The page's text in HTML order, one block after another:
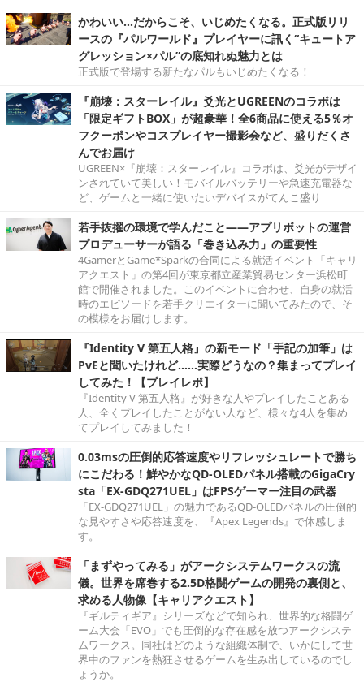
かわいい…だからこそ、いじめたくなる。正式版リリ
ースの『パルワールド』プレイヤーに訊く“キュートア
グレッション×パル”の底知れぬ魅力とは
正式版で登場する新たなパルもいじめたくなる！
『崩壊：スターレイル』爻光とUGREENのコラボは
「限定ギフトBOX」が超豪華！全6商品に使える5％オ
フクーポンやコスプレイヤー撮影会など、盛りだくさ
んでお届け
UGREEN×『崩壊：スターレイル』コラボは、爻光がデザイ
ンされていて美しい！モバイルバッテリーや急速充電器な
ど、ゲームと一緒に使いたいデバイスがてんこ盛り
若手抜擢の環境で学んだこと――アプリボットの運営
プロデューサーが語る「巻き込み力」の重要性
4GamerとGame*Sparkの合同による就活イベント「キャリ
アクエスト」の第4回が東京都立産業貿易センター浜松町
館で開催されました。このイベントに合わせ、自身の就活
時のエピソードを若手クリエイターに聞いてみたので、そ
の模様をお届けします。
『Identity V 第五人格』の新モード「手記の加筆」は
PvEと聞いたけれど……実際どうなの？集まってプレイ
してみた！【プレイレポ】
『Identity V 第五人格』が好きな人やプレイしたことある
人、全くプレイしたことがない人など、様々な4人を集め
てプレイしてみました！
0.03msの圧倒的応答速度やリフレッシュレートで勝ち
にこだわる！鮮やかなQD-OLEDパネル搭載のGigaCry
sta「EX-GDQ271UEL」はFPSゲーマー注目の武器
「EX-GDQ271UEL」の魅力であるQD-OLEDパネルの圧倒的
な見やすさや応答速度を、『Apex Legends』で体感しま
す。
「まずやってみる」がアークシステムワークスの流
儀。世界を席巻する2.5D格闘ゲームの開発の裏側と、
求める人物像【キャリアクエスト】
『ギルティギア』シリーズなどで知られ、世界的な格闘ゲ
ーム大会「EVO」でも圧倒的な存在感を放つアークシステ
ムワークス。同社はどのような組織体制で、いかにして世
界中のファンを熱狂させるゲームを生み出しているのでし
ょうか。